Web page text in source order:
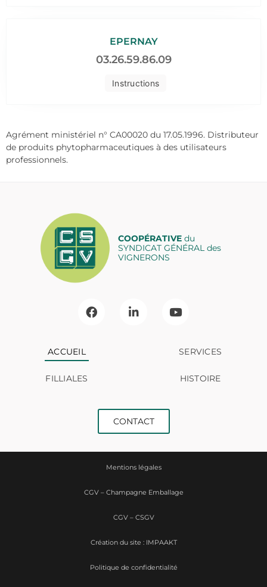
Instructions
EPERNAY
03.26.59.86.09
Agrément ministériel n° CA00020 du 17.05.1996. Distributeur
de produits phytopharmaceutiques à des utilisateurs
professionnels.
COOPÉRATIVEdu
SYNDICAT GÉNÉRAL des
VIGNERONS
ACCUEIL SERVICES
FILLIALES HISTOIRE
CONTACT
Mentions légales
CGV – Champagne Emballage
CGV – CSGV
Politique de confidentialité
Création du site : IMPAAKT